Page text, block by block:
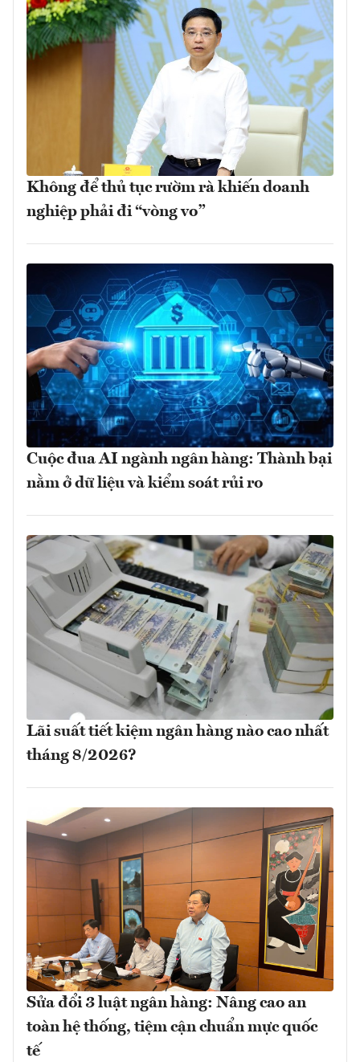
Không để thủ tục rườm rà khiến doanh
nghiệp phải đi “vòng vo”
Cuộc đua AI ngành ngân hàng: Thành bại
nằm ở dữ liệu và kiểm soát rủi ro
Lãi suất tiết kiệm ngân hàng nào cao nhất
tháng 8/2026?
Sửa đổi 3 luật ngân hàng: Nâng cao an
toàn hệ thống, tiệm cận chuẩn mực quốc
tế